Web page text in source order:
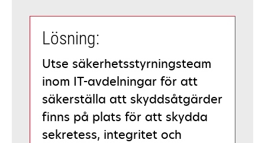
Lösning:
Utse säkerhetsstyrningsteam
inom IT-avdelningar för att
säkerställa att skyddsåtgärder
finns på plats för att skydda
sekretess, integritet och